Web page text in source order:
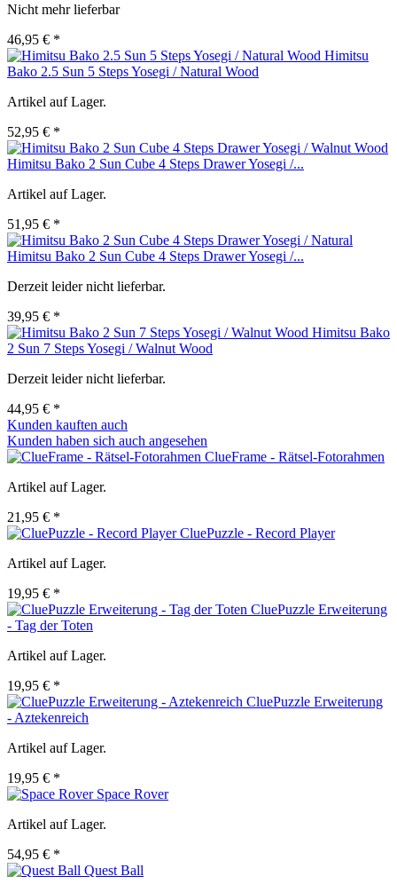
Nicht mehr lieferbar
46,95 € *
Himitsu
Bako 2.5 Sun 5 Steps Yosegi / Natural Wood
Artikel auf Lager.
52,95 € *
Himitsu Bako 2 Sun Cube 4 Steps Drawer Yosegi /...
Artikel auf Lager.
51,95 € *
Himitsu Bako 2 Sun Cube 4 Steps Drawer Yosegi /...
Derzeit leider nicht lieferbar.
39,95 € *
Himitsu Bako
2 Sun 7 Steps Yosegi / Walnut Wood
Derzeit leider nicht lieferbar.
44,95 € *
Kunden kauften auch
Kunden haben sich auch angesehen
ClueFrame - Rätsel-Fotorahmen
Artikel auf Lager.
21,95 € *
CluePuzzle - Record Player
Artikel auf Lager.
19,95 € *
CluePuzzle Erweiterung
- Tag der Toten
Artikel auf Lager.
19,95 € *
CluePuzzle Erweiterung
- Aztekenreich
Artikel auf Lager.
19,95 € *
Space Rover
Artikel auf Lager.
54,95 € *
Quest Ball